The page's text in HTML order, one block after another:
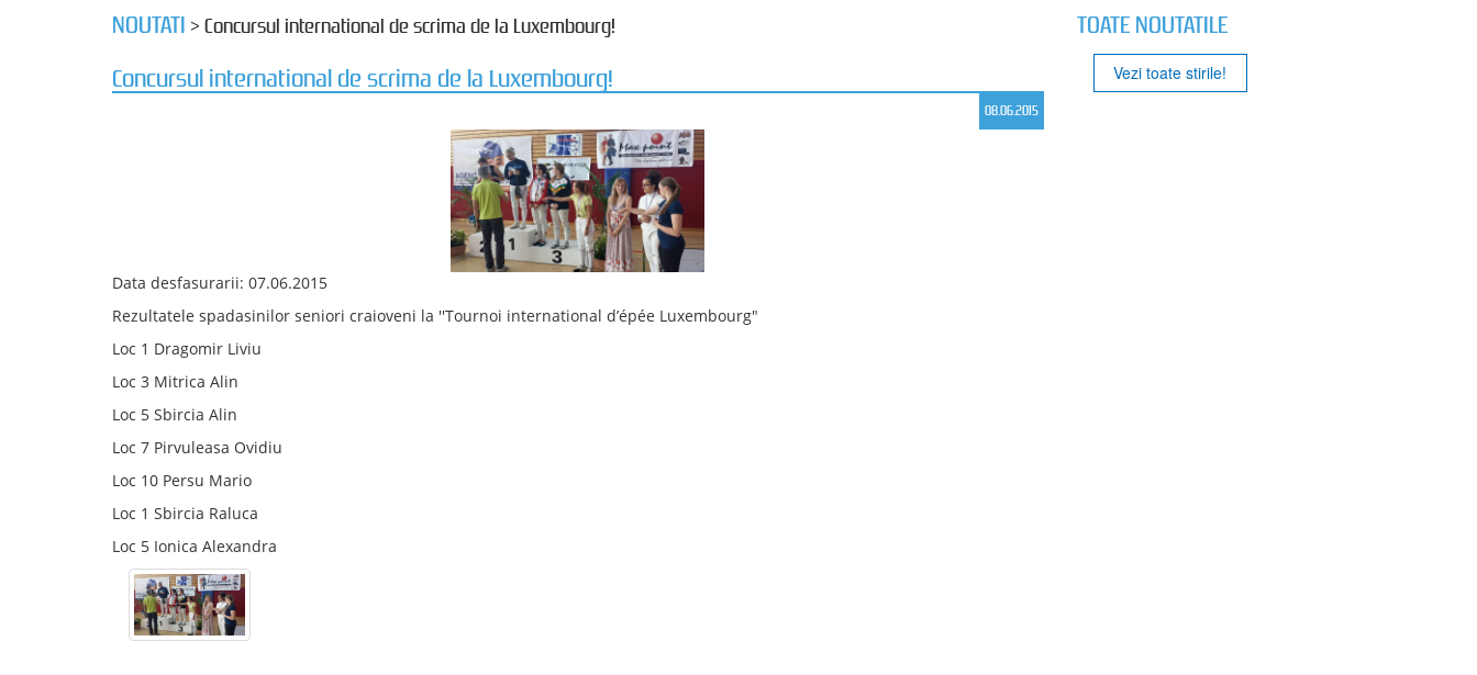
NOUTATI > Concursul international de scrima de la Luxembourg!
Concursul international de scrima de la Luxembourg!
08.06.2015
Data desfasurarii: 07.06.2015
Rezultatele spadasinilor seniori craioveni la ''Tournoi international d’épée Luxembourg"
Loc 1 Dragomir Liviu
Loc 3 Mitrica Alin
Loc 5 Sbircia Alin
Loc 7 Pirvuleasa Ovidiu
Loc 10 Persu Mario
Loc 1 Sbircia Raluca
Loc 5 Ionica Alexandra
TOATE NOUTATILE
Vezi toate stirile!